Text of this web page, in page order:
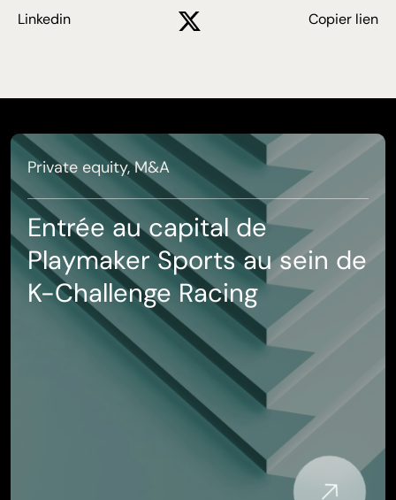
Linkedin Copier lien
Private equity, M&A
Entrée au capital de
Playmaker Sports au sein de
K-Challenge Racing